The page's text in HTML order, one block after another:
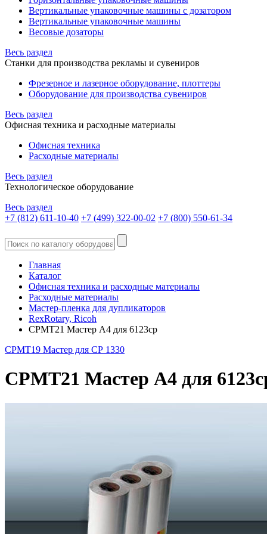
Вертикальные упаковочные машины с дозатором
Вертикальные упаковочные машины
Весовые дозаторы
Весь раздел
Станки для производства рекламы и сувениров
Фрезерное и лазерное оборудование, плоттеры
Оборудование для производства сувениров
Весь раздел
Офисная техника и расходные материалы
Офисная техника
Расходные материалы
Весь раздел
Технологическое оборудование
Весь раздел
+7 (812) 611-10-40 +7 (499) 322-00-02 +7 (800) 550-61-34
Главная
Каталог
Офисная техника и расходные материалы
Расходные материалы
Мастер-пленка для дупликаторов
RexRotary, Ricoh
CPMT21 Мастер А4 для 6123cp
CPMT19 Мастер для СР 1330
CPMT21 Мастер А4 для